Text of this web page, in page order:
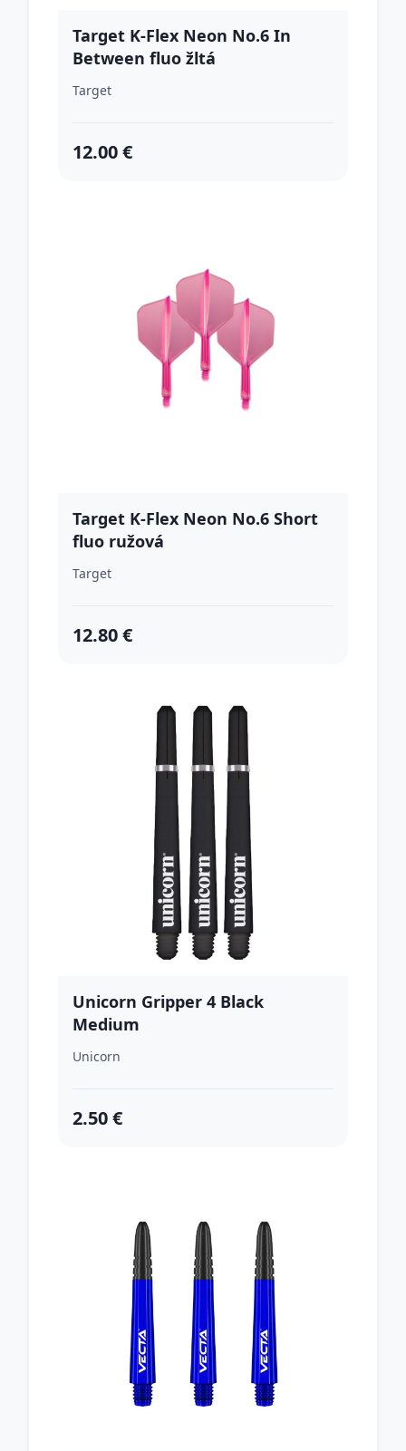
Target K-Flex Neon No.6 In
Between fluo žltá
Target
12.00 €
Target K-Flex Neon No.6 Short
fluo ružová
Target
12.80 €
Unicorn Gripper 4 Black
Medium
Unicorn
2.50 €